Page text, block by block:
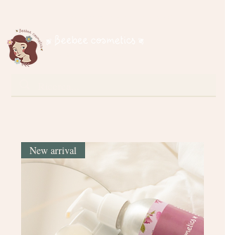
New arrival